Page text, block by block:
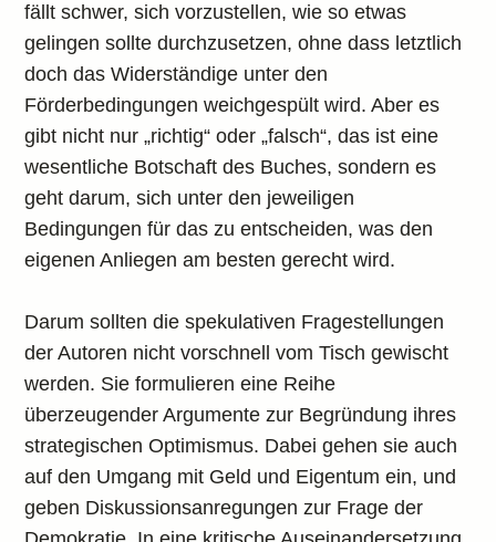
fällt schwer, sich vorzustellen, wie so etwas
gelingen sollte durchzusetzen, ohne dass letztlich
doch das Widerständige unter den
Förderbedingungen weichgespült wird. Aber es
gibt nicht nur „richtig“ oder „falsch“, das ist eine
wesentliche Botschaft des Buches, sondern es
geht darum, sich unter den jeweiligen
Bedingungen für das zu entscheiden, was den
eigenen Anliegen am besten gerecht wird.
Darum sollten die spekulativen Fragestellungen
der Autoren nicht vorschnell vom Tisch gewischt
werden. Sie formulieren eine Reihe
überzeugender Argumente zur Begründung ihres
strategischen Optimismus. Dabei gehen sie auch
auf den Umgang mit Geld und Eigentum ein, und
geben Diskussionsanregungen zur Frage der